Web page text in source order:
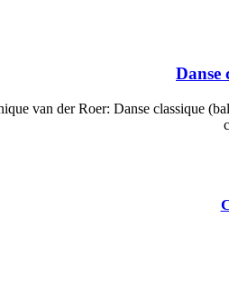
Danse
van der Roer: Danse classique